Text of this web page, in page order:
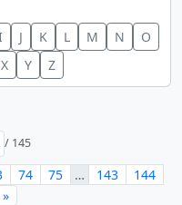
J K L M N
O
X Y Z
/ 145
74 75 … 143
144
»